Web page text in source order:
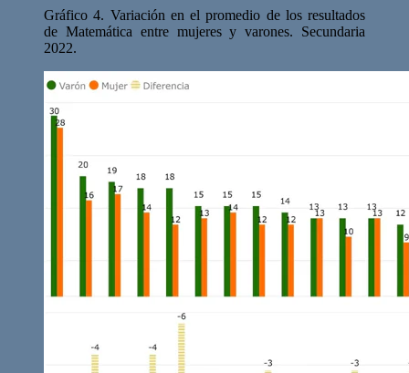
Gráfico 4. Variación en el promedio de los resultados
de Matemática entre mujeres y varones. Secundaria
2022.